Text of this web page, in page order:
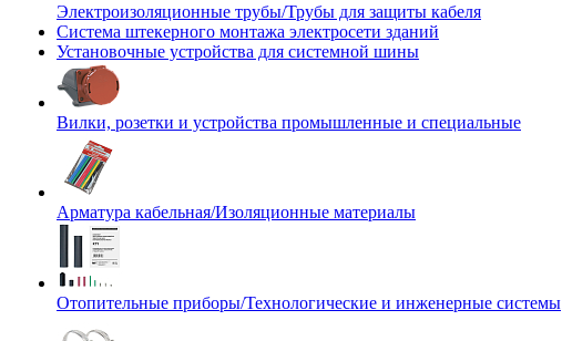
Электроизоляционные трубы/Трубы для защиты кабеля
Система штекерного монтажа электросети зданий
Установочные устройства для системной шины
Вилки, розетки и устройства промышленные и специальные
Арматура кабельная/Изоляционные материалы
Отопительные приборы/Технологические и инженерные системы